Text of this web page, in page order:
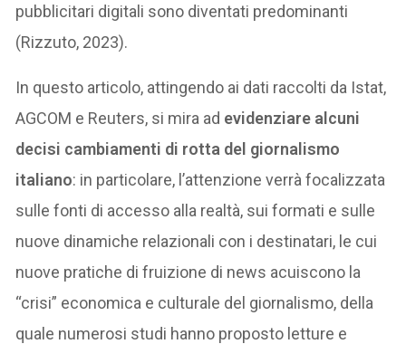
pubblicitari digitali sono diventati predominanti
(Rizzuto, 2023).
In questo articolo, attingendo ai dati raccolti da Istat,
AGCOM e Reuters, si mira ad evidenziare alcuni
decisi cambiamenti di rotta del giornalismo
italiano: in particolare, l’attenzione verrà focalizzata
sulle fonti di accesso alla realtà, sui formati e sulle
nuove dinamiche relazionali con i destinatari, le cui
nuove pratiche di fruizione di news acuiscono la
“crisi” economica e culturale del giornalismo, della
quale numerosi studi hanno proposto letture e